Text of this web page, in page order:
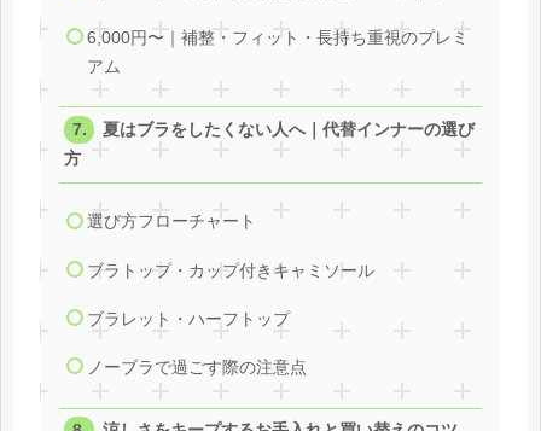
6,000円〜｜補整・フィット・長持ち重視のプレミ
アム
夏はブラをしたくない人へ｜代替インナーの選び
方
選び方フローチャート
ブラトップ・カップ付きキャミソール
ブラレット・ハーフトップ
ノーブラで過ごす際の注意点